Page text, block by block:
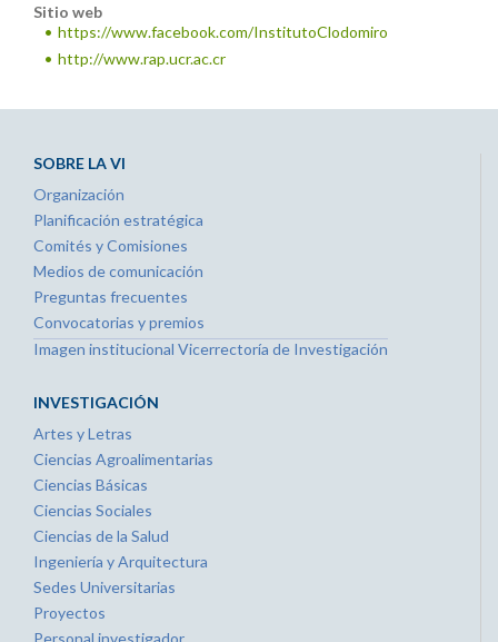
Sitio web
https://www.facebook.com/InstitutoClodomiro
http://www.rap.ucr.ac.cr
SOBRE LA VI
Organización
Planificación estratégica
Comités y Comisiones
Medios de comunicación
Preguntas frecuentes
Convocatorias y premios
Imagen institucional Vicerrectoría de Investigación
INVESTIGACIÓN
Artes y Letras
Ciencias Agroalimentarias
Ciencias Básicas
Ciencias Sociales
Ciencias de la Salud
Ingeniería y Arquitectura
Sedes Universitarias
Proyectos
Personal investigador